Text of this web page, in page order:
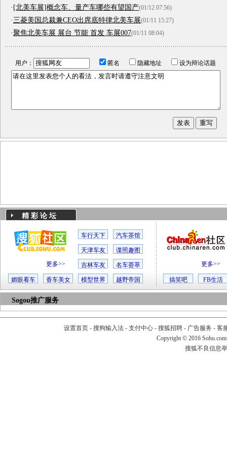
·[北美车展]概念车、量产车哪些有望国产(01/12 07:56)
·三菱美国总裁兼CEO出席底特律北美车展(01/11 15:27)
·聚焦北美车展 展台 节能 首发 车展007(01/11 08:04)
用户： 匿名 隐藏地址 设为辩论话题
精 彩 论 坛
更多>>
车行天下 汽车茶馆
天津车友 谍照趣图
吉林车友 名车荟萃
媚眼看车 香车美女 模型世界 越野帝国
更多>>
搞笑吧 FB生活
Sogou推广服务
设置首页- 搜狗输入法- 支付中心- 搜狐招聘- 广告服务 - 客
Copyright © 2016
搜狐不良信息